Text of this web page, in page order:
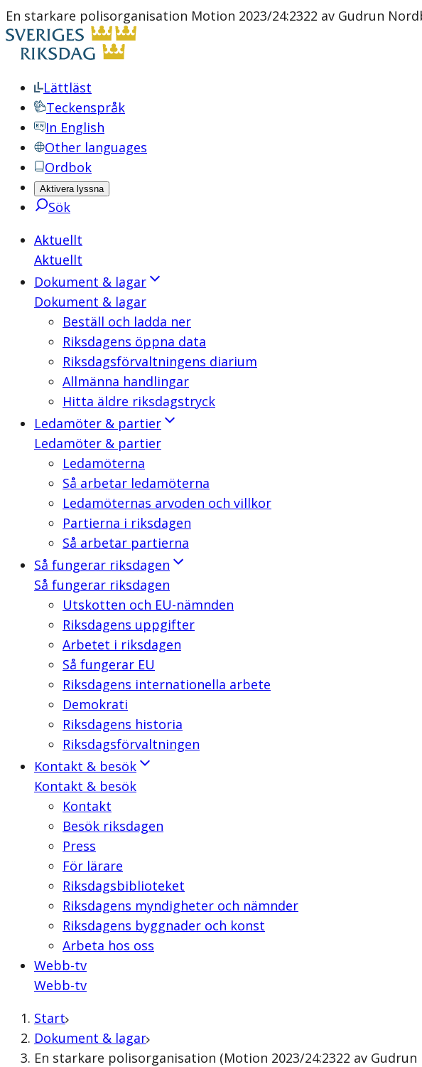
En starkare polisorganisation Motion 2023/24:2322 av Gudrun
Lättläst
Teckenspråk
In English
Other languages
Ordbok
Aktivera lyssna
Sök
Aktuellt
Aktuellt
Dokument & lagar
Dokument & lagar
Beställ och ladda ner
Riksdagens öppna data
Riksdagsförvaltningens diarium
Allmänna handlingar
Hitta äldre riksdagstryck
Ledamöter & partier
Ledamöter & partier
Ledamöterna
Så arbetar ledamöterna
Ledamöternas arvoden och villkor
Partierna i riksdagen
Så arbetar partierna
Så fungerar riksdagen
Så fungerar riksdagen
Utskotten och EU-nämnden
Riksdagens uppgifter
Arbetet i riksdagen
Så fungerar EU
Riksdagens internationella arbete
Demokrati
Riksdagens historia
Riksdagsförvaltningen
Kontakt & besök
Kontakt & besök
Kontakt
Besök riksdagen
Press
För lärare
Riksdagsbiblioteket
Riksdagens myndigheter och nämnder
Riksdagens byggnader och konst
Arbeta hos oss
Webb-tv
Webb-tv
Start
Dokument & lagar
En starkare polisorganisation (Motion 2023/24:2322 av